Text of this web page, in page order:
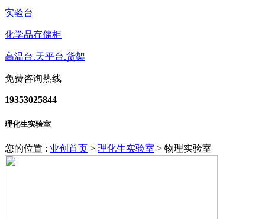
实验台
化学品存储柜
高温台.天平台.货架
免费咨询热线
19353025844
理化生实验室
您的位置 : 业创首页 > 理化生实验室 > 物理实验室